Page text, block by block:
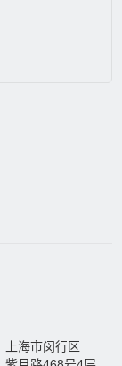
上海市闵行区